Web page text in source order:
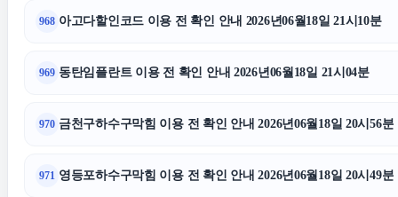
968 아고다할인코드 이용 전 확인 안내 2026년06월18일 21시10분
969 동탄임플란트 이용 전 확인 안내 2026년06월18일 21시04분
970 금천구하수구막힘 이용 전 확인 안내 2026년06월18일 20시56분
971 영등포하수구막힘 이용 전 확인 안내 2026년06월18일 20시49분